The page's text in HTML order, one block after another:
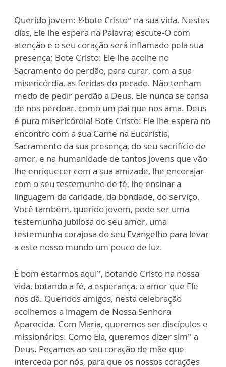
Querido jovem: ½bote Cristo” na sua vida. Nestes
dias, Ele lhe espera na Palavra; escute-O com
atenção e o seu coração será inflamado pela sua
presença; Bote Cristo: Ele lhe acolhe no
Sacramento do perdão, para curar, com a sua
misericórdia, as feridas do pecado. Não tenham
medo de pedir perdão a Deus. Ele nunca se cansa
de nos perdoar, como um pai que nos ama. Deus
é pura misericórdia! Bote Cristo: Ele lhe espera no
encontro com a sua Carne na Eucaristia,
Sacramento da sua presença, do seu sacrifício de
amor, e na humanidade de tantos jovens que vão
lhe enriquecer com a sua amizade, lhe encorajar
com o seu testemunho de fé, lhe ensinar a
linguagem da caridade, da bondade, do serviço.
Você também, querido jovem, pode ser uma
testemunha jubilosa do seu amor, uma
testemunha corajosa do seu Evangelho para levar
a este nosso mundo um pouco de luz.
É bom estarmos aqui”, botando Cristo na nossa
vida, botando a fé, a esperança, o amor que Ele
nos dá. Queridos amigos, nesta celebração
acolhemos a imagem de Nossa Senhora
Aparecida. Com Maria, queremos ser discípulos e
missionários. Como Ela, queremos dizer sim” a
Deus. Peçamos ao seu coração de mãe que
interceda por nós, para que os nossos corações